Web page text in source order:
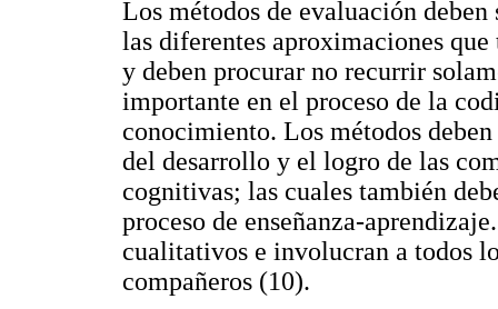
Los métodos de evaluación
las diferentes aproximaciones
y deben procurar no recurrir
importante en el proceso de la
conocimiento. Los métodos
del desarrollo y el logro de las
cognitivas; las cuales también
proceso de enseñanza-
cualitativos e involucran a todos
compañeros (10).